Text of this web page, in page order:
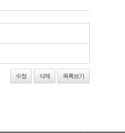
수정 삭제 목록보기